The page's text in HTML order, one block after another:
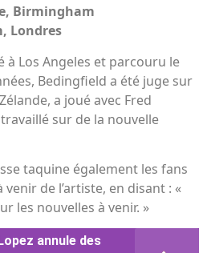
Birmingham
Londres
à Los Angeles et parcouru le
Bedingfield a été juge sur
a joué avec Fred
sur de la nouvelle
taquine également les fans
de l’artiste, en disant : «
les nouvelles à venir. »
annule des